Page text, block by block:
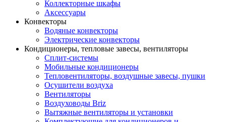
Коллекторные шкафы
Аксессуары
Конвекторы
Водяные конвекторы
Электрические конвекторы
Кондиционеры, тепловые завесы, вентиляторы
Сплит-системы
Мобильные кондиционеры
Тепловентиляторы, воздушные завесы, пушки
Осушители воздуха
Вентиляторы
Воздуховоды Briz
Вытяжные вентиляторы и установки